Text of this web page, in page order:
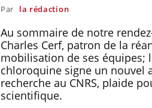
Par la rédaction
Au sommaire de notre
Charles Cerf, patron de la
mobilisation de ses équipes;
chloroquine signe un nouvel
recherche au CNRS, plaide
scientifique.